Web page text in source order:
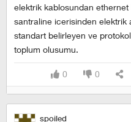
elektrik kablosundan
santraline icerisinden
standart belirleyen ve
toplum olusumu.
0 0
spoiled